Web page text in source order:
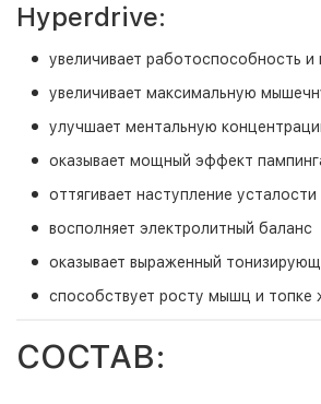
Hyperdrive:
увеличивает работоспособность и
увеличивает максимальную
улучшает ментальную
оказывает мощный эффект
оттягивает наступление усталости
восполняет электролитный баланс
оказывает выраженный
способствует росту мышц и топке
СОСТАВ: